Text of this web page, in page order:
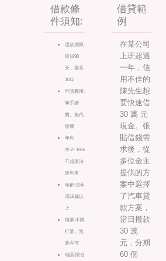
借款條
件須知:
還款期限:
最短90
天，最長
10年
申請費用:
無手續
費、無代
辦費
年利
率:2~16%
不超過法
定利率
年齡:須年
滿18歲以
上
職業:不限
行業，無
業亦可
地區:限台
借貸範
例
在某公司
上班超過
一年，信
用不佳的
陳先生想
要快速借
30 萬 元
現金。張
貼借錢需
求後，從
多位金主
提供的方
案中選擇
了汽車貸
款方案，
當日撥款
30 萬
元，分期
60 個